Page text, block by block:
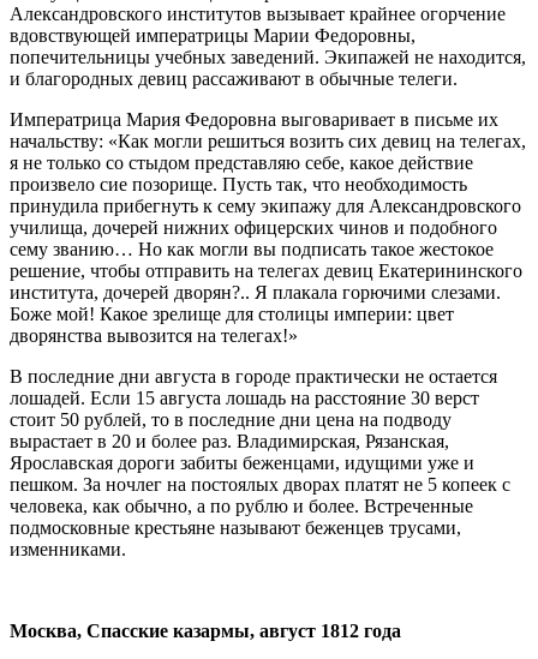
Александровского институтов вызывает крайнее огорчение
вдовствующей императрицы Марии Федоровны,
попечительницы учебных заведений. Экипажей не находится,
и благородных девиц рассаживают в обычные телеги.
Императрица Мария Федоровна выговаривает в письме их
начальству: «Как могли решиться возить сих девиц на телегах,
я не только со стыдом представляю себе, какое действие
произвело сие позорище. Пусть так, что необходимость
принудила прибегнуть к сему экипажу для Александровского
училища, дочерей нижних офицерских чинов и подобного
сему званию… Но как могли вы подписать такое жестокое
решение, чтобы отправить на телегах девиц Екатерининского
института, дочерей дворян?.. Я плакала горючими слезами.
Боже мой! Какое зрелище для столицы империи: цвет
дворянства вывозится на телегах!»
В последние дни августа в городе практически не остается
лошадей. Если 15 августа лошадь на расстояние 30 верст
стоит 50 рублей, то в последние дни цена на подводу
вырастает в 20 и более раз. Владимирская, Рязанская,
Ярославская дороги забиты беженцами, идущими уже и
пешком. За ночлег на постоялых дворах платят не 5 копеек с
человека, как обычно, а по рублю и более. Встреченные
подмосковные крестьяне называют беженцев трусами,
изменниками.
Москва, Спасские казармы, август 1812 года